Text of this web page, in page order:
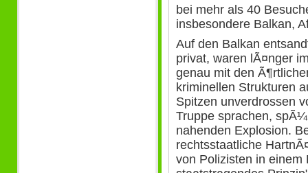
bei mehr als 40
insbesondere Balkan,
Auf den Balkan
privat, waren lÃ¤nger
genau mit den
kriminellen Strukturen
Spitzen unverdrossen
Truppe sprachen,
nahenden Explosion.
rechtsstaatliche
von Polizisten in einem